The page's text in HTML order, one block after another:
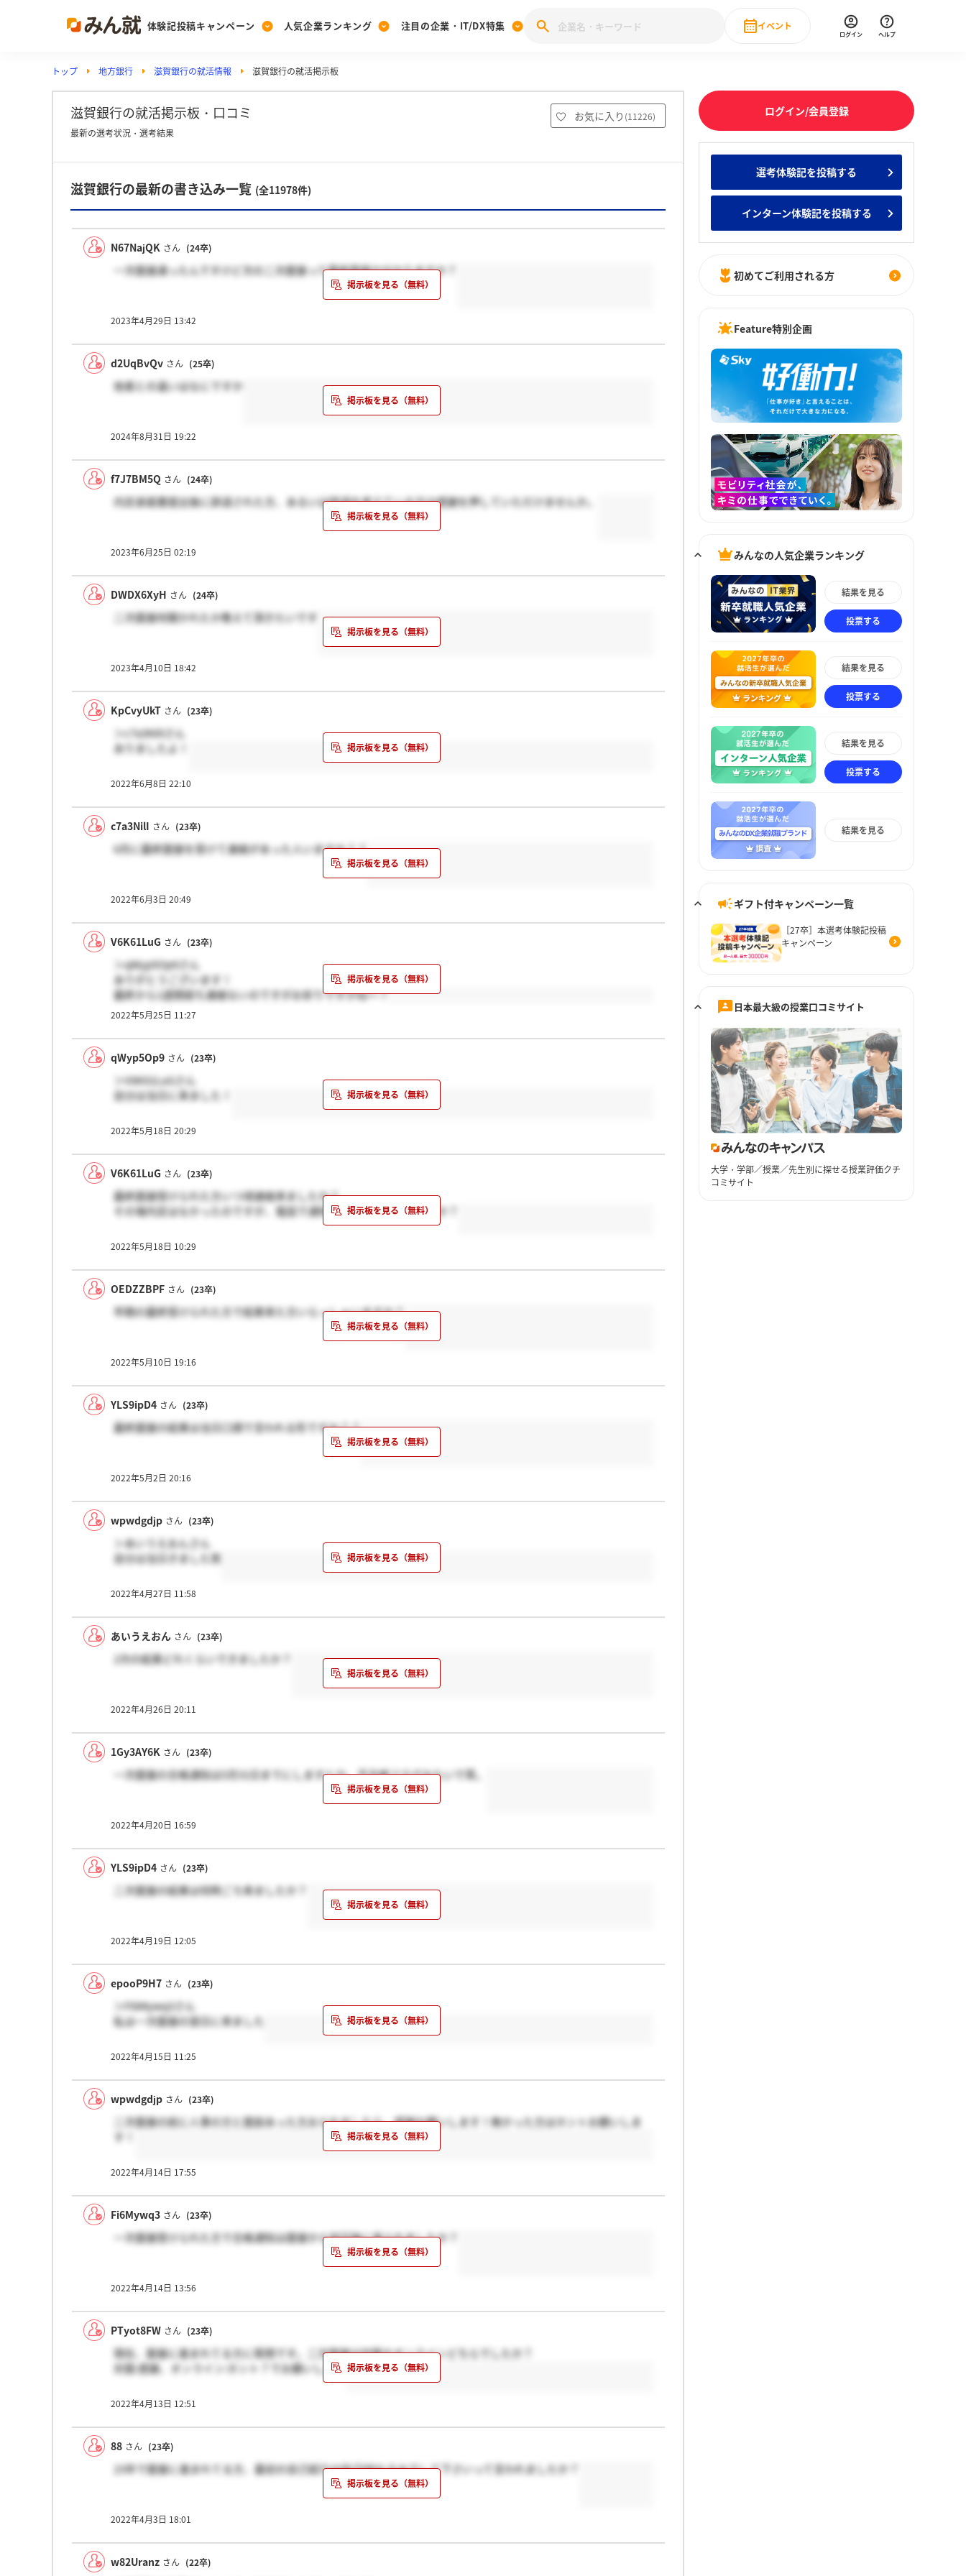
体験記投稿キャンペーン
Post
投稿する
[27卒] 本選考体験記投稿キャンペーン
人気企業ランキング
Ranking
ランキングを見る
Vote
投票する
みんなの新卒就職人気企業ランキング みんなのインターン人気企業ランキ
注目の企業・IT/DX特集
PickUp
注目の企業特集
28卒 IT・DX現場社員インタビュー
動画で知ろう！業界・企業研究
イベント
直近のイベント一覧
ログイン ヘルプ
トップ 地方銀行 滋賀銀行の就活情報 滋賀銀行の就活掲示板
滋賀銀行の就活掲示板・口コミ お気に入り (11226)
最新の選考状況・選考結果
滋賀銀行の最新の書き込み一覧 (全11978件)
N67NajQK さん (24卒)
一次面接通ったんですけど次の二次面接って最終面接か分かりますか？
2023年4月29日 13:42
d2UqBvQv さん (25卒)
他者との違いはなにですか
2024年8月31日 19:22
f7J7BM5Q さん (24卒)
内定承諾書提出後に辞退された方、あるいは辞退を考えている方は感謝を押していただけませんか。
2023年6月25日 02:19
DWDX6XyH さん (24卒)
二次面接何聞かれたか教えて頂きたいです
2023年4月10日 18:42
KpCvyUkT さん (23卒)
＞c7a3NilIさん
ありましたよ！
2022年6月8日 22:10
c7a3NilI さん (23卒)
6月に最終面接を受けて連絡があった人いますか？？
2022年6月3日 20:49
V6K61LuG さん (23卒)
＞qWyp5Op9さん
ありがとうございます！
最終から1週間経ち連絡ないのですがお祈りですかね～？
2022年5月25日 11:27
qWyp5Op9 さん (23卒)
＞V6K61LuGさん
自分は当日に来ました！
2022年5月18日 20:29
V6K61LuG さん (23卒)
最終面接受けられた方いつ頃連絡来ましたか？
その場内定はなかったのですが、電話で通知の方が多いのでしょうか？
2022年5月18日 10:29
OEDZZBPF さん (23卒)
早期の最終受けられた方で結果来た方いらっしゃいますか？
2022年5月10日 19:16
YLS9ipD4 さん (23卒)
最終面接の結果は当日口頭で言われる形ですか？？
2022年5月2日 20:16
wpwdgdjp さん (23卒)
＞あいうえおんさん
自分は当日きました笑
2022年4月27日 11:58
あいうえおん さん (23卒)
2次の結果どれくらいできましたか？
2022年4月26日 20:11
1Gy3AY6K さん (23卒)
一次面接の合格通知は5月31日までにしますとか、不合格フラグみたいで草。
2022年4月20日 16:59
YLS9ipD4 さん (23卒)
二次面接の結果は何時ごろ来ましたか？
2022年4月19日 12:05
epooP9H7 さん (23卒)
＞Fi6Mywq3さん
私は一次面接の翌日に来ました
2022年4月15日 11:25
wpwdgdjp さん (23卒)
二次面接の前に人事の方と面談あった方おられましたら、感謝お願いします！無かった方はホントお願いしま
す！
2022年4月14日 17:55
Fi6Mywq3 さん (23卒)
一次面接受けられた方で合格通知は面接から何日後に来られましたか？
2022年4月14日 13:56
PTyot8FW さん (23卒)
現在、面接に進まれてる方に質問です。二次面接は対面かオンラインどちらでしたか？
対面:感謝、オンライン:ホント？でお願いします
2022年4月13日 12:51
88 さん (23卒)
23卒で面接に進まれてる方、最初の自己紹介は自己PRも込みでして下さいって言われましたか？
2022年4月3日 18:01
w82Uranz さん (22卒)
ログイン/会員登録
選考体験記を投稿する
インターン体験記を投稿する
初めてご利用される方
Feature特別企画
みんなの人気企業ランキング
結果を見る
投票する
結果を見る
投票する
結果を見る
投票する
結果を見る
ギフト付キャンペーン一覧
［27卒］本選考体験記投稿
キャンペーン
日本最大級の授業口コミサイト
大学・学部／授業／先生別に探せる授業評価クチ
コミサイト